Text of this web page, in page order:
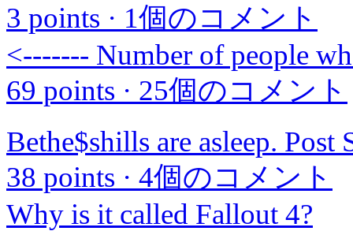
3 points · 1個のコメント
<------- Number of people
69 points · 25個のコメント
Bethe$shills are asleep. Post
38 points · 4個のコメント
Why is it called Fallout 4?